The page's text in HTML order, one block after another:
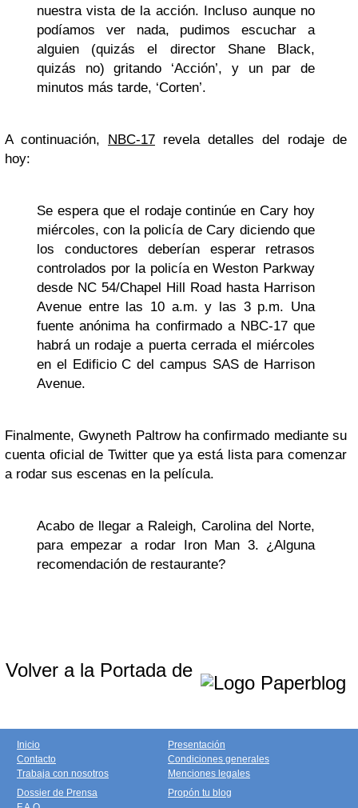
nuestra vista de la acción. Incluso aunque no
podíamos ver nada, pudimos escuchar a
alguien (quizás el director Shane Black,
quizás no) gritando ‘Acción’, y un par de
minutos más tarde, ‘Corten’.
A continuación, NBC-17 revela detalles del rodaje de
hoy:
Se espera que el rodaje continúe en Cary hoy
miércoles, con la policía de Cary diciendo que
los conductores deberían esperar retrasos
controlados por la policía en Weston Parkway
desde NC 54/Chapel Hill Road hasta Harrison
Avenue entre las 10 a.m. y las 3 p.m. Una
fuente anónima ha confirmado a NBC-17 que
habrá un rodaje a puerta cerrada el miércoles
en el Edificio C del campus SAS de Harrison
Avenue.
Finalmente, Gwyneth Paltrow ha confirmado mediante su
cuenta oficial de Twitter que ya está lista para comenzar
a rodar sus escenas en la película.
Acabo de llegar a Raleigh, Carolina del Norte,
para empezar a rodar Iron Man 3. ¿Alguna
recomendación de restaurante?
Volver a la Portada de
Inicio
Contacto
Trabaja con nosotros
Presentación
Condiciones generales
Menciones legales
Dossier de Prensa
Propón tu blog